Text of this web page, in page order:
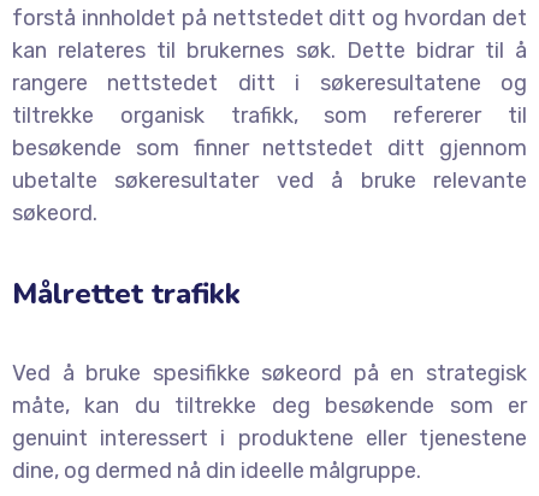
forstå innholdet på nettstedet ditt og hvordan det
kan relateres til brukernes søk. Dette bidrar til å
rangere nettstedet ditt i søkeresultatene og
tiltrekke organisk trafikk, som refererer til
besøkende som finner nettstedet ditt gjennom
ubetalte søkeresultater ved å bruke relevante
søkeord.
Målrettet trafikk
Ved å bruke spesifikke søkeord på en strategisk
måte, kan du tiltrekke deg besøkende som er
genuint interessert i produktene eller tjenestene
dine, og dermed nå din ideelle målgruppe.